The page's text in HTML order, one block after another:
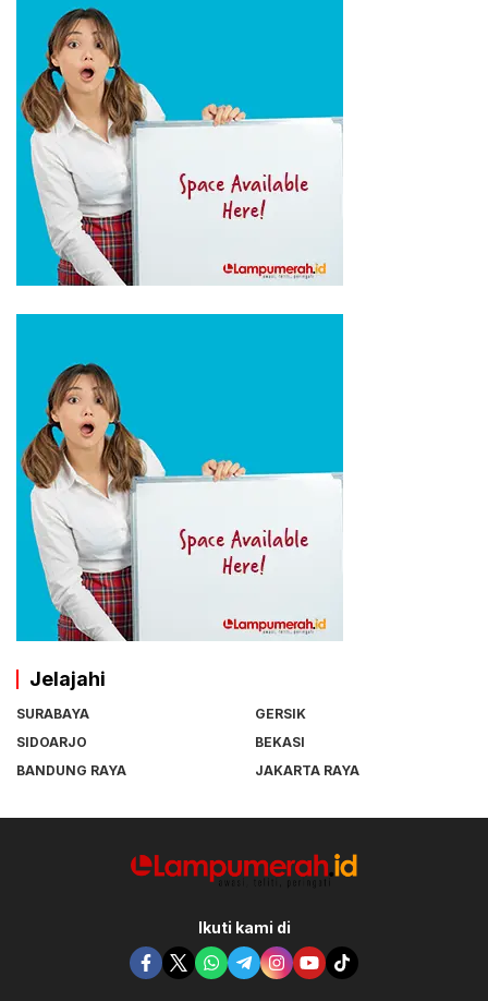
Jelajahi
SURABAYA
GERSIK
SIDOARJO
BEKASI
BANDUNG RAYA
JAKARTA RAYA
Ikuti kami di